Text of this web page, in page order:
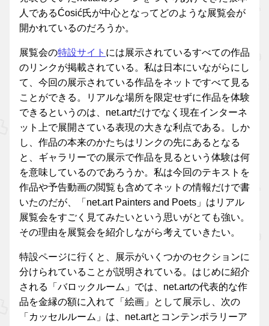
人であるĆosić氏が中心となってどのような展覧会が
開かれているのだろうか。
展覧会の特設サイト には展示されているすべての作品
のリンクが掲載されている。私は日本にいながらにし
て、今回の展示されている作品をネットですべて見る
ことができる。リアルな場所を限定せずに作品を体験
できるというのは、net.artだけでなく現在インターネ
ット上で展開さている表現の大きな利点である。しか
し、作品の本来のかたちはリンクの先にあるとなる
と、ギャラリーでの展示で作品を見るという体験は何
を意味しているのであろうか。私は今回のテキストを
作品や予告動画の閲覧も含めてネットの情報だけで書
いたのだが、「net.art Painters and Poets」はリアル
展覧会をすごく見てみたいという思いがとても強い。
その理由を展覧会を紹介しながら考えていきたい。
特設ページに行くと、展示がいくつかのセクションに
分けられていることが説明されている。はじめに紹介
される「バロックルーム」では、net.artの代表的な作
品を金縁の額に入れて「絵画」として展示し、次の
「カッセルルーム」は、net.artとコンテンポラリーア